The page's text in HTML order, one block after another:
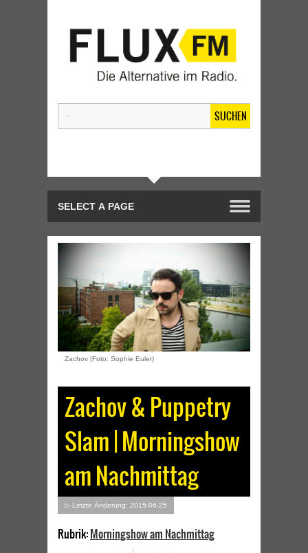
SUCHEN
Zachov (Foto: Sophie Euler)
Zachov & Puppetry
Slam | Morningshow
am Nachmittag
▷ Letzte Änderung: 2015-06-25
Rubrik:Morningshow am Nachmittag